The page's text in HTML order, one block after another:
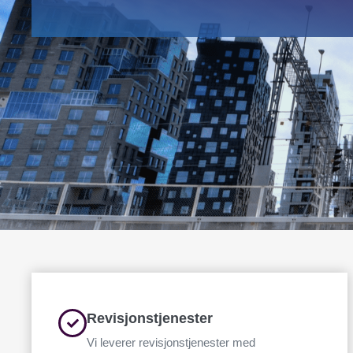
Revisjonstjenester
Vi leverer revisjonstjenester med
Vi
for